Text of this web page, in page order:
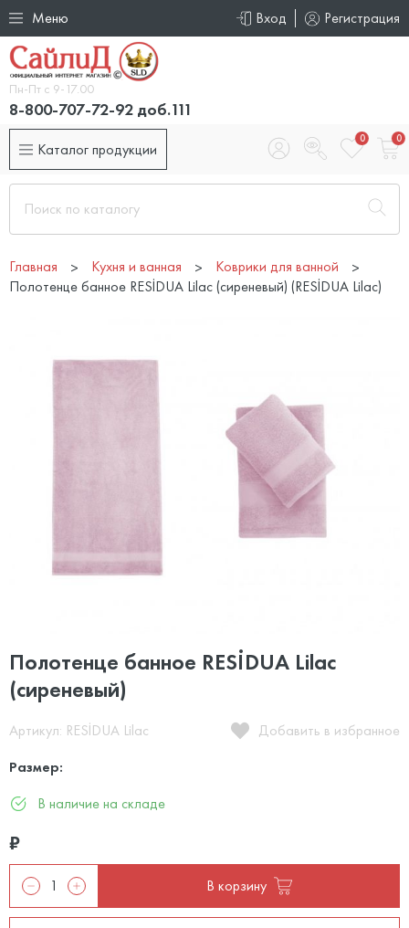
Меню Вход Регистрация
Пн-Пт с 9-17.00
8-800-707-72-92 доб.111
Каталог продукции
0 0
Главная Кухня и ванная
Коврики для ванной
Полотенце банное RESİDUA Lilac (сиреневый) (RESİDUA Lilac)
Полотенце банное RESİDUA Lilac
(сиреневый)
Артикул: RESİDUA Lilac
Добавить в избранное
Размер:
В наличие на складе
₽
В корзину